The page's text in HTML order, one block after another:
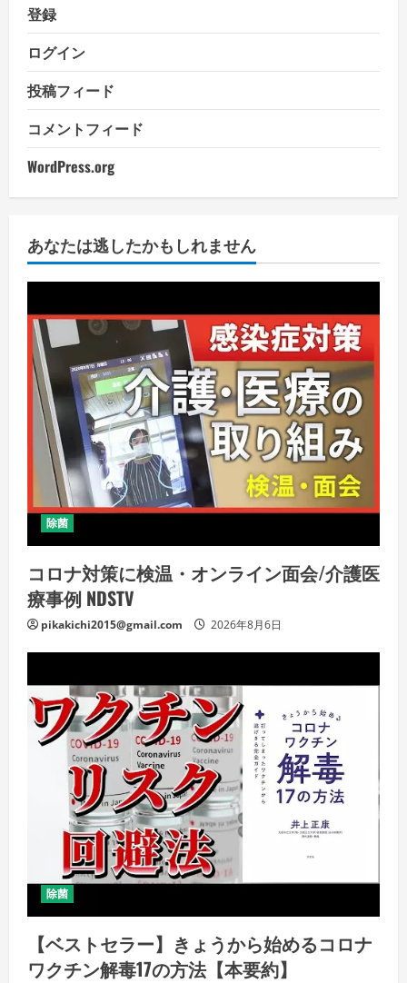
登録
ログイン
投稿フィード
コメントフィード
WordPress.org
あなたは逃したかもしれません
除菌
コロナ対策に検温・オンライン面会/介護医
療事例 NDSTV
pikakichi2015@gmail.com 2026年8月6日
除菌
【ベストセラー】きょうから始めるコロナ
ワクチン解毒17の方法【本要約】